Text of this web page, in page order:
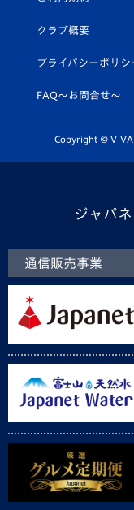
平和祈念活動
ホームタウン活動
スクール
ヴィヴィくんイン
公式LINE＠
クラブ概要
プライバシーポリシ
FAQ〜お問合せ〜
Copyright © V-
ジャパ
通信販売事業